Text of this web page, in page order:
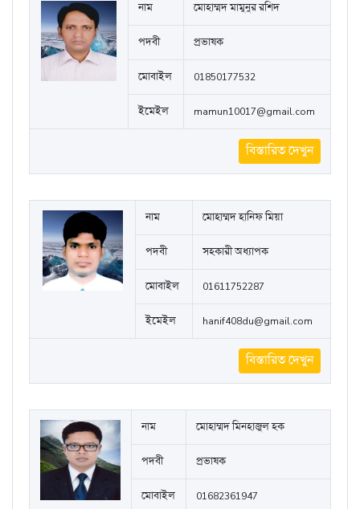
নাম মোহাম্মদ মামুনুর রশিদ
পদবী প্রভাষক
মোবাইল 01850177532
ইমেইল mamun10017@gmail.com
বিস্তারিত দেখুন
নাম মোহাম্মদ হানিফ মিয়া
পদবী সহকারী অধ্যাপক
মোবাইল 01611752287
ইমেইল hanif408du@gmail.com
বিস্তারিত দেখুন
নাম মোহাম্মদ মিনহাজুল হক
পদবী প্রভাষক
মোবাইল 01682361947